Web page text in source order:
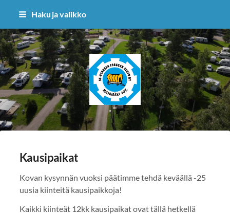
Siirry
sisältöön
Haku ja valikko
sf-caravan forssan seutu ry
Kausipaikat
Kovan kysynnän vuoksi päätimme tehdä keväällä -25
uusia kiinteitä kausipaikkoja!
Kaikki kiinteät 12kk kausipaikat ovat tällä hetkellä